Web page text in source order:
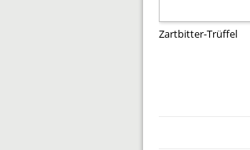
Zartbitter-Trüffel